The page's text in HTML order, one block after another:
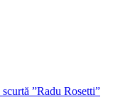
”Radu Rosetti”